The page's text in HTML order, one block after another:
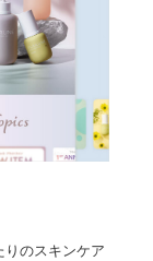
りのスキンケア